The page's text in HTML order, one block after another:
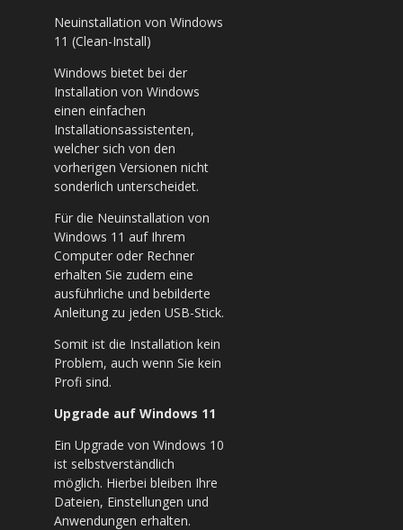
Neuinstallation von Windows
11 (Clean-Install)
Windows bietet bei der
Installation von Windows
einen einfachen
Installationsassistenten,
welcher sich von den
vorherigen Versionen nicht
sonderlich unterscheidet.
Für die Neuinstallation von
Windows 11 auf Ihrem
Computer oder Rechner
erhalten Sie zudem eine
ausführliche und bebilderte
Anleitung zu jeden USB-Stick.
Somit ist die Installation kein
Problem, auch wenn Sie kein
Profi sind.
Upgrade auf Windows 11
Ein Upgrade von Windows 10
ist selbstverständlich
möglich. Hierbei bleiben Ihre
Dateien, Einstellungen und
Anwendungen erhalten.